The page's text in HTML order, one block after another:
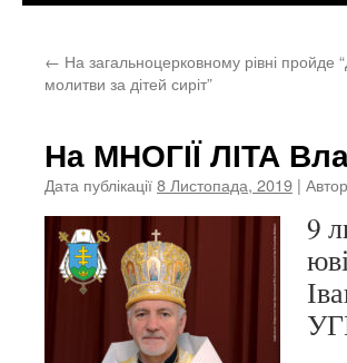
← На загальноцерковному рівні пройде
молитви за дітей сиріт”
На МНОГІЇ ЛІТА
Дата публікації8 Листопада, 2019 | Автор
9